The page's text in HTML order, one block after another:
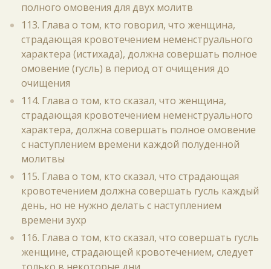
полного омовения для двух молитв
113. Глава о том, кто говорил, что женщина,
страдающая кровотечением неменструального
характера (истихада), должна совершать полное
омовение (гусль) в период от очищения до
очищения
114. Глава о том, кто сказал, что женщина,
страдающая кровотечением неменструального
характера, должна совершать полное омовение
с наступлением времени каждой полуденной
молитвы
115. Глава о том, кто сказал, что страдающая
кровотечением должна совершать гусль каждый
день, но не нужно делать с наступлением
времени зухр
116. Глава о том, кто сказал, что совершать гусль
женщине, страдающей кровотечением, следует